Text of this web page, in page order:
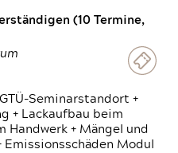
(10 Termine,
Seminarstandort +
+ Lackaufbau beim
Handwerk + Mängel und
Emissionsschäden Modul